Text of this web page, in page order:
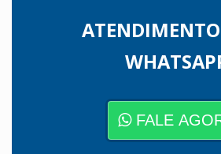
FALE